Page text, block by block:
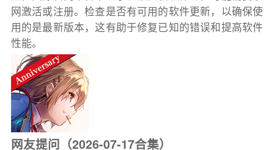
网激活或注册。检查是否有可用的软件更新，以确保使
用的是最新版本，这有助于修复已知的错误和提高软件
性能。
网友提问（2026-07-17合集）